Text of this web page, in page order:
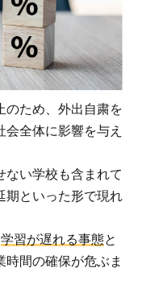
のため、外出自粛を
全体に影響を与え
ない学校も含まれて
期といった形で現れ
学習が遅れる事態と
間の確保が危ぶま